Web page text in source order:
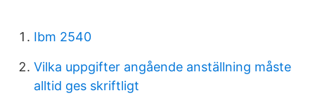
Ibm 2540
Vilka uppgifter angående anställning måste
alltid ges skriftligt